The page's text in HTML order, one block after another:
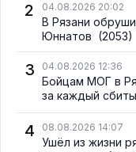
2 04.08.2026 20:02
В Рязани
Юннатов (2053)
3 04.08.2026 12:36
Бойцам МОГ в
за каждый
4 08.08.2026 14:07
Ушёл из жизни